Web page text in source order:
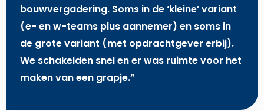
bouwvergadering. Soms in de ‘kleine’ variant
(e- en w-teams plus aannemer) en soms in
de grote variant (met opdrachtgever erbij).
We schakelden snel en er was ruimte voor het
maken van een grapje.”